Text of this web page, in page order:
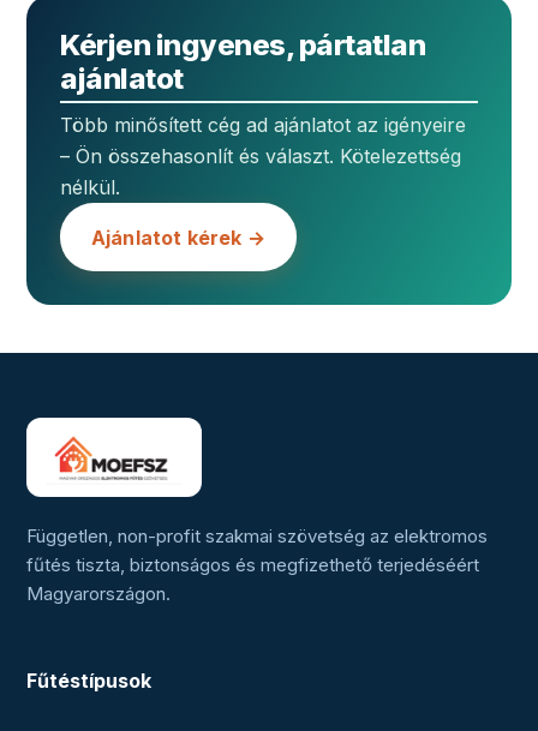
Kérjen ingyenes, pártatlan
ajánlatot
Több minősített cég ad ajánlatot az igényeire
– Ön összehasonlít és választ. Kötelezettség
nélkül.
Ajánlatot kérek →
Független, non-profit szakmai szövetség az elektromos
fűtés tiszta, biztonságos és megfizethető terjedéséért
Magyarországon.
Fűtéstípusok